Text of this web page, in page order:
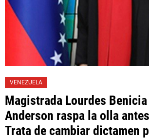
VENEZUELA
Magistrada Lourdes Benicia
Anderson raspa la olla
Trata de cambiar dictamen